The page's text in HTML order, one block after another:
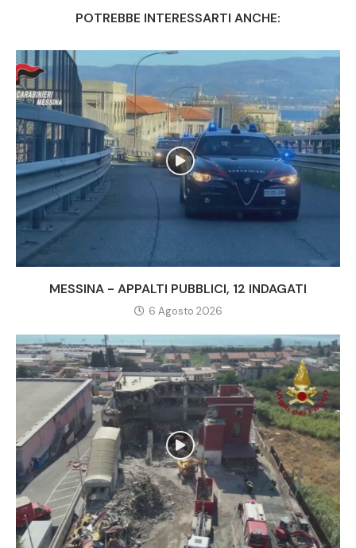
POTREBBE INTERESSARTI ANCHE:
MESSINA - APPALTI PUBBLICI, 12 INDAGATI
6 Agosto 2026